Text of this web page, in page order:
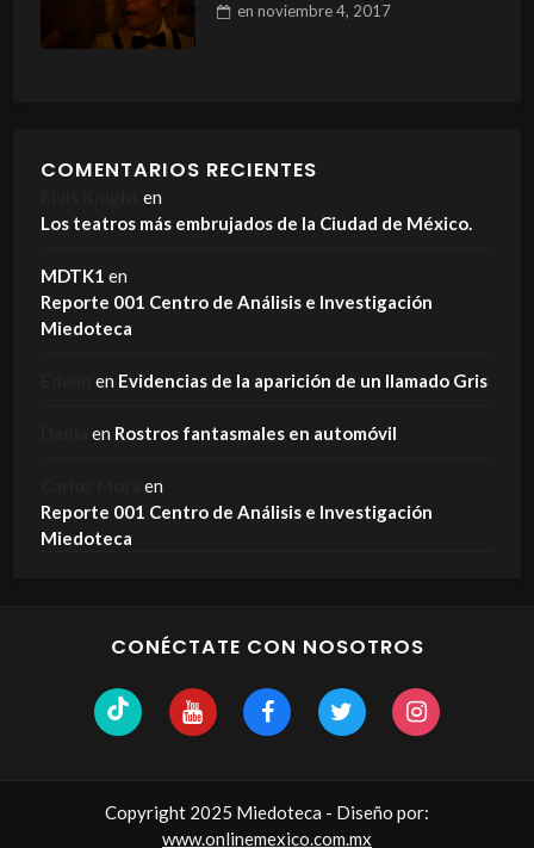
en noviembre 4, 2017
COMENTARIOS RECIENTES
en
Los teatros más embrujados de la Ciudad de México.
MDTK1 en
Reporte 001 Centro de Análisis e Investigación
Miedoteca
en Evidencias de la aparición de un llamado Gris
en Rostros fantasmales en automóvil
en
Reporte 001 Centro de Análisis e Investigación
Miedoteca
CONÉCTATE CON NOSOTROS
Copyright 2025 Miedoteca - Diseño por:
www.onlinemexico.com.mx